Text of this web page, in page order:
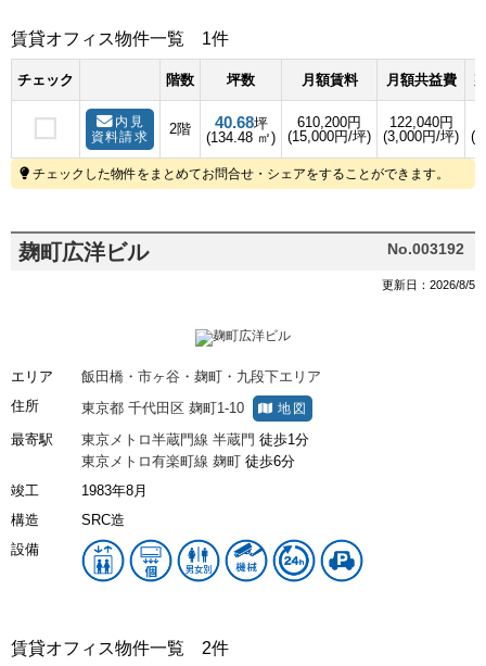
賃貸オフィス物件一覧 1件
チェック 階数 坪数 月額賃料 月額共益費
内見
資料請求
2階 40.68坪
(134.48 ㎡)
610,200円
(15,000円/坪)
122,040円
(3,000円/坪)
チェックした物件をまとめてお問合せ・シェアをすることができます。
麹町広洋ビル No.003192
更新日：2026/8/5
エリア
飯田橋・市ヶ谷・麹町・九段下エリア
住所
東京都 千代田区 麹町1-10 地図
最寄駅 東京メトロ半蔵門線 半蔵門 徒歩1分
東京メトロ有楽町線 麹町 徒歩6分
竣工
1983年8月
構造
SRC造
設備
賃貸オフィス物件一覧 2件